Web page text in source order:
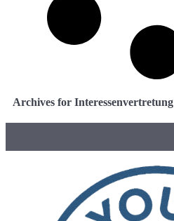
Archives for Interessenvertretung